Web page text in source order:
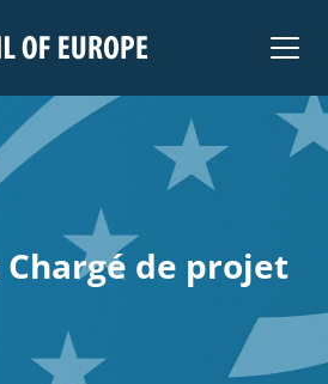
of Europe
Chargé de projet